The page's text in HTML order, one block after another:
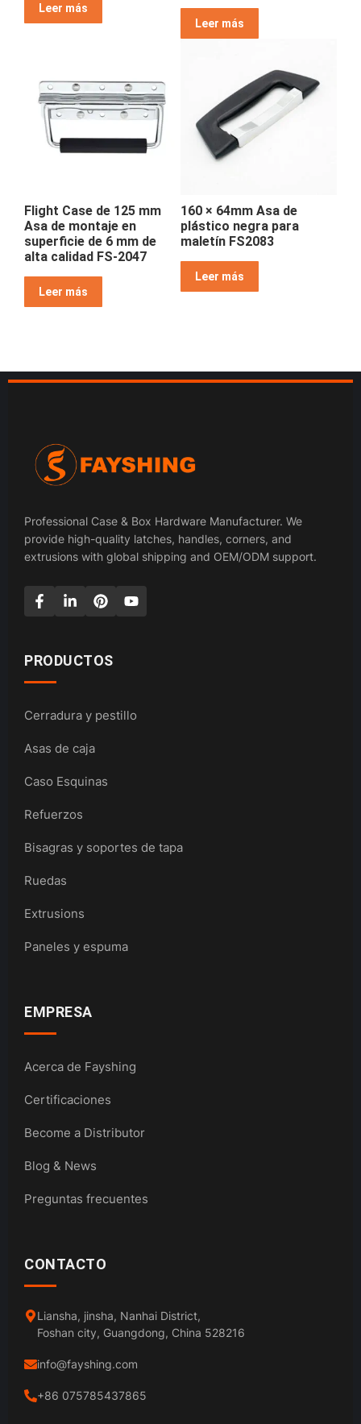
Leer más
Leer más
Flight Case de 125 mm
Asa de montaje en
superficie de 6 mm de
alta calidad FS-2047
Leer más
160 × 64mm Asa de
plástico negra para
maletín FS2083
Leer más
Professional Case & Box Hardware Manufacturer. We
provide high-quality latches, handles, corners, and
extrusions with global shipping and OEM/ODM support.
PRODUCTOS
Cerradura y pestillo
Asas de caja
Caso Esquinas
Refuerzos
Bisagras y soportes de tapa
Ruedas
Extrusions
Paneles y espuma
EMPRESA
Acerca de Fayshing
Certificaciones
Become a Distributor
Blog & News
Preguntas frecuentes
CONTACTO
Liansha, jinsha, Nanhai District,
Foshan city, Guangdong, China 528216
info@fayshing.com
+86 075785437865